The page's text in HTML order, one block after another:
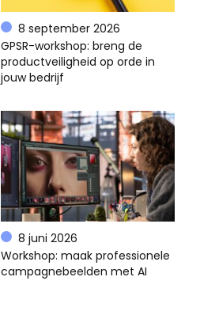
8 september 2026
GPSR-workshop: breng de
productveiligheid op orde in
jouw bedrijf
8 juni 2026
Workshop: maak professionele
campagnebeelden met AI